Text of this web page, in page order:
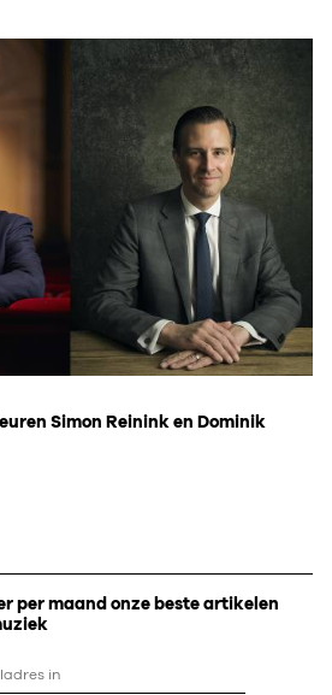
Simon Reinink en Dominik
per maand onze beste artikelen